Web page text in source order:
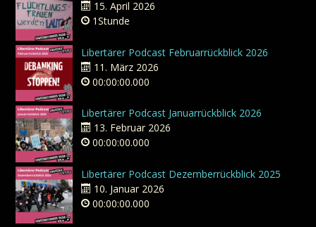
15. April 2026
1Stunde
Libertärer Podcast Februarrückblick 2026
11. März 2026
00:00:00.000
Libertärer Podcast Januarrückblick 2026
13. Februar 2026
00:00:00.000
Libertärer Podcast Dezemberrückblick 2025
10. Januar 2026
00:00:00.000